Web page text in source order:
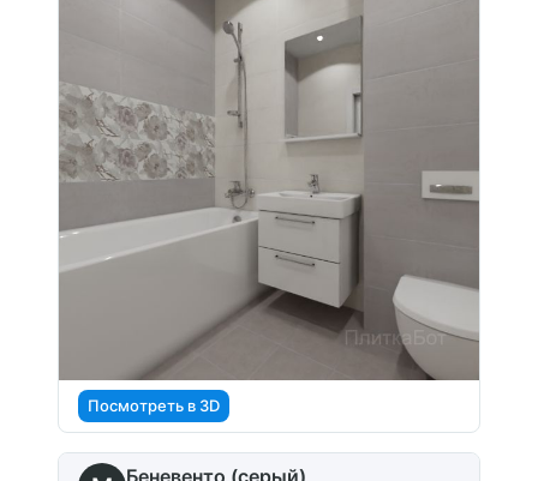
Посмотреть в 3D
Беневенто (серый)